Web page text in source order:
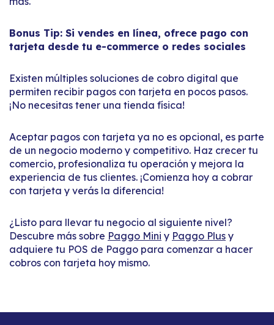
Bonus Tip: Si vendes en línea, ofrece pago con
tarjeta desde tu e-commerce o redes sociales
Existen múltiples soluciones de cobro digital que
permiten recibir pagos con tarjeta en pocos pasos.
¡No necesitas tener una tienda física!
Aceptar pagos con tarjeta ya no es opcional, es parte
de un negocio moderno y competitivo. Haz crecer tu
comercio, profesionaliza tu operación y mejora la
experiencia de tus clientes. ¡Comienza hoy a cobrar
con tarjeta y verás la diferencia!
¿Listo para llevar tu negocio al siguiente nivel?
Descubre más sobre Paggo Mini y Paggo Plus y
adquiere tu POS de Paggo para comenzar a hacer
cobros con tarjeta hoy mismo.